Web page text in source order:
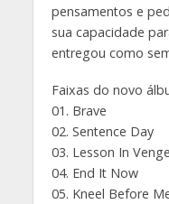
pensamentos e
sua capacidade
entregou como
Faixas do novo
01. Brave
02. Sentence Day
03. Lesson In
04. End It Now
05. Kneel Before